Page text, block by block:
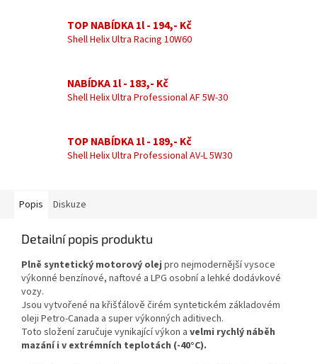
TOP NABÍDKA 1l - 194,- Kč
Shell Helix Ultra Racing 10W60
NABÍDKA 1l - 183,- Kč
Shell Helix Ultra Professional AF 5W-30
TOP NABÍDKA 1l - 189,- Kč
Shell Helix Ultra Professional AV-L 5W30
Popis Diskuze
Detailní popis produktu
Plně syntetický motorový olej pro nejmodernější vysoce
výkonné benzínové, naftové a LPG osobní a lehké dodávkové
vozy.
Jsou vytvořené na křišťálově čirém syntetickém základovém
oleji Petro-Canada a super výkonných aditivech.
Toto složení zaručuje vynikající výkon a velmi rychlý náběh
mazání i v extrémních teplotách (-40°C).